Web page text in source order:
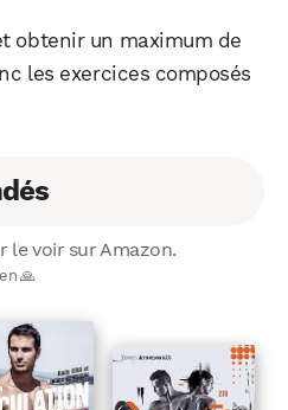
obtenir un maximum de
les exercices composés
le voir sur Amazon.
🙏